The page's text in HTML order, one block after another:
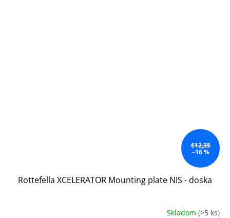
€12,35
–16 %
Rottefella XCELERATOR Mounting plate NIS - doska
Skladom (>5 ks)